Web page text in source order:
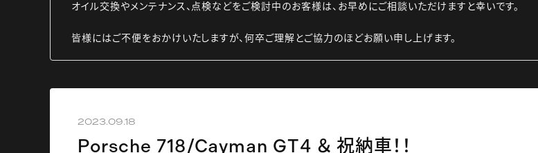
オイル交換やメンテナンス、点検などをご検討中のお客様は、お早めにご相談いただけますと幸いです。
皆様にはご不便をおかけいたしますが、何卒ご理解とご協力のほどお願い申し上げます。
2023.09.18
Porsche 718/Cayman GT4 ＆ 祝納車！！